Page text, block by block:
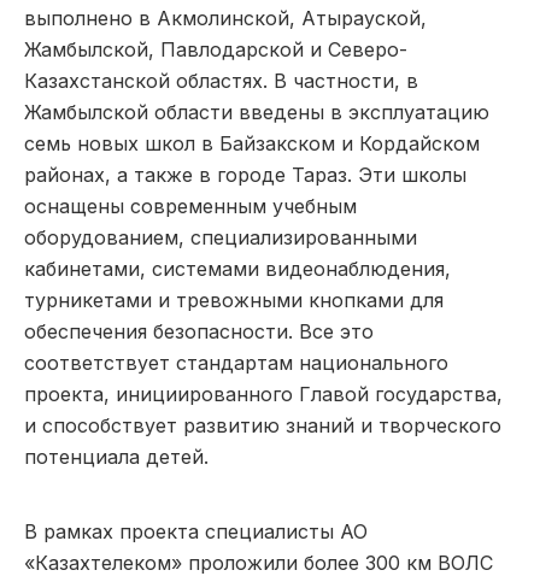
выполнено в Акмолинской, Атырауской,
Жамбылской, Павлодарской и Северо-
Казахстанской областях. В частности, в
Жамбылской области введены в эксплуатацию
семь новых школ в Байзакском и Кордайском
районах, а также в городе Тараз. Эти школы
оснащены современным учебным
оборудованием, специализированными
кабинетами, системами видеонаблюдения,
турникетами и тревожными кнопками для
обеспечения безопасности. Все это
соответствует стандартам национального
проекта, инициированного Главой государства,
и способствует развитию знаний и творческого
потенциала детей.
В рамках проекта специалисты АО
«Казахтелеком» проложили более 300 км ВОЛС